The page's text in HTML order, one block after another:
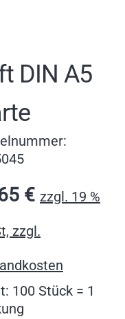
DIN A5
€ zzgl. 19 %
zzgl.
100 Stück = 1